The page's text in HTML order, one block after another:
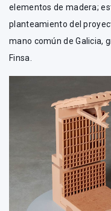
elementos de madera;
planteamiento del
mano común de Galicia,
Finsa.